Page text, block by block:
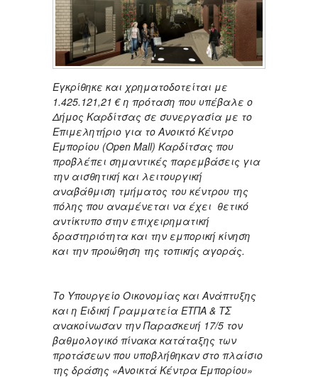
Εγκρίθηκε και χρηματοδοτείται με
1.425.121,21 € η πρόταση που υπέβαλε ο
Δήμος Καρδίτσας σε συνεργασία με το
Επιμελητήριο για το Ανοικτό Κέντρο
Εμπορίου (Open Mall) Καρδίτσας που
προβλέπει σημαντικές παρεμβάσεις για
την αισθητική και λειτουργική
αναβάθμιση τμήματος του κέντρου της
πόλης που αναμένεται να έχει θετικό
αντίκτυπο στην επιχειρηματική
δραστηριότητα και την εμπορική κίνηση
και την προώθηση της τοπικής αγοράς.
Το Υπουργείο Οικονομίας και Ανάπτυξης
και η Ειδική Γραμματεία ΕΤΠΑ & ΤΣ
ανακοίνωσαν την Παρασκευή 17/5 τον
βαθμολογικό πίνακα κατάταξης των
προτάσεων που υποβλήθηκαν στο πλαίσιο
της δράσης «Ανοικτά Κέντρα Εμπορίου»